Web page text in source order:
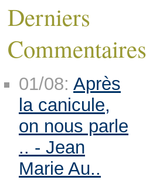
Derniers
Commentaires
01/08: Après
la canicule,
on nous parle
.. - Jean
Marie Au..